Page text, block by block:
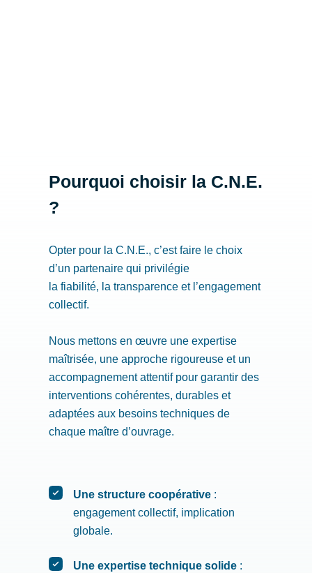
Pourquoi choisir la C.N.E.
?
Opter pour la C.N.E., c’est faire le choix
d’un partenaire qui privilégie
la fiabilité, la transparence et l’engagement
collectif.
Nous mettons en œuvre une expertise
maîtrisée, une approche rigoureuse et un
accompagnement attentif pour garantir des
interventions cohérentes, durables et
adaptées aux besoins techniques de
chaque maître d’ouvrage.
Une structure coopérative :
engagement collectif, implication
globale.
Une expertise technique solide :